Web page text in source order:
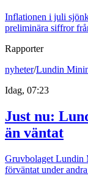
Inflationen i juli
preliminära siffror
Rapporter
nyheter/Lundin
Idag, 07:23
Just nu:
än väntat
Gruvbolaget Lundin
förväntat under